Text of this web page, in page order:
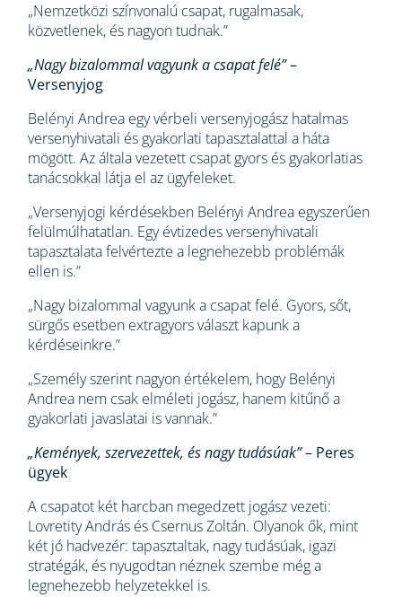
„Nemzetközi színvonalú csapat, rugalmasak,
közvetlenek, és nagyon tudnak.”
„Nagy bizalommal vagyunk a csapat felé”–
Versenyjog
Belényi Andrea egy vérbeli versenyjogász hatalmas
versenyhivatali és gyakorlati tapasztalattal a háta
mögött. Az általa vezetett csapat gyors és gyakorlatias
tanácsokkal látja el az ügyfeleket.
„Versenyjogi kérdésekben Belényi Andrea egyszerűen
felülmúlhatatlan. Egy évtizedes versenyhivatali
tapasztalata felvértezte a legnehezebb problémák
ellen is.”
„Nagy bizalommal vagyunk a csapat felé. Gyors, sőt,
sürgős esetben extragyors választ kapunk a
kérdéseinkre.”
„Személy szerint nagyon értékelem, hogy Belényi
Andrea nem csak elméleti jogász, hanem kitűnő a
gyakorlati javaslatai is vannak.”
„Kemények, szervezettek, és nagy tudásúak”– Peres
ügyek
A csapatot két harcban megedzett jogász vezeti:
Lovretity András és Csernus Zoltán. Olyanok ők, mint
két jó hadvezér: tapasztaltak, nagy tudásúak, igazi
stratégák, és nyugodtan néznek szembe még a
legnehezebb helyzetekkel is.